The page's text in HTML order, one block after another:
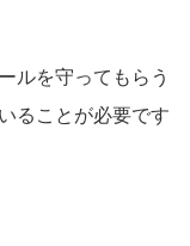
ルを守ってもらう
ることが必要です